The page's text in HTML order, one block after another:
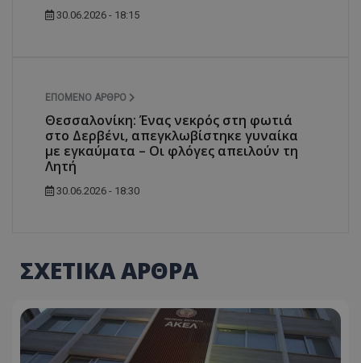
30.06.2026 - 18:15
ΕΠΌΜΕΝΟ ΆΡΘΡΟ
Θεσσαλονίκη: Ένας νεκρός στη φωτιά
στο Δερβένι, απεγκλωβίστηκε γυναίκα
με εγκαύματα – Οι φλόγες απειλούν τη
Λητή
30.06.2026 - 18:30
ΣΧΕΤΙΚΑ ΑΡΘΡΑ